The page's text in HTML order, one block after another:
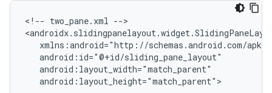
<!-- two_pane.xml -->
android:layout_height="match_parent">